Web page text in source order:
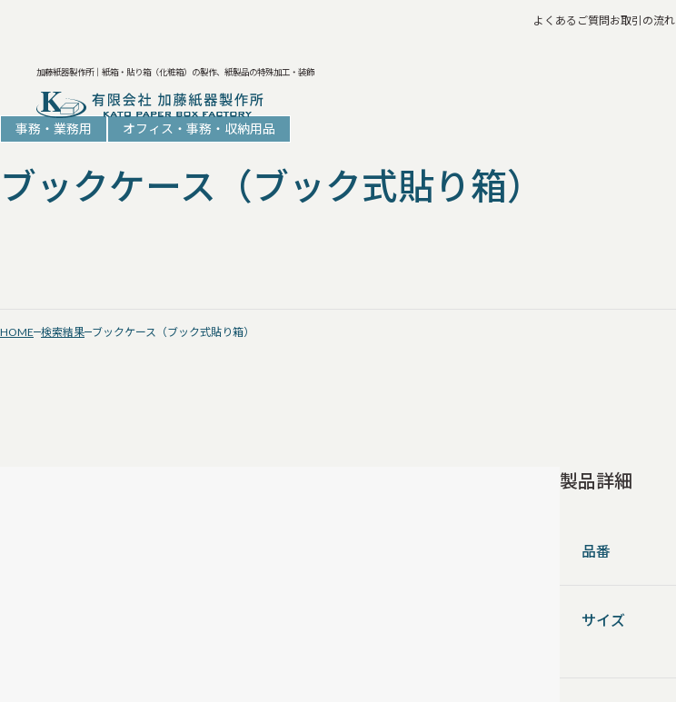
加藤紙器製作所｜紙箱・貼り箱（化粧箱）の製作、紙製品の特殊加工・装飾
よくあるご質問 お取引の流れ
事務・業務用 オフィス・事務・収納用品
ブックケース（ブック式貼り箱）
HOME 検索結果 ブックケース（ブック式貼り箱）
製品詳細
品番
サイズ